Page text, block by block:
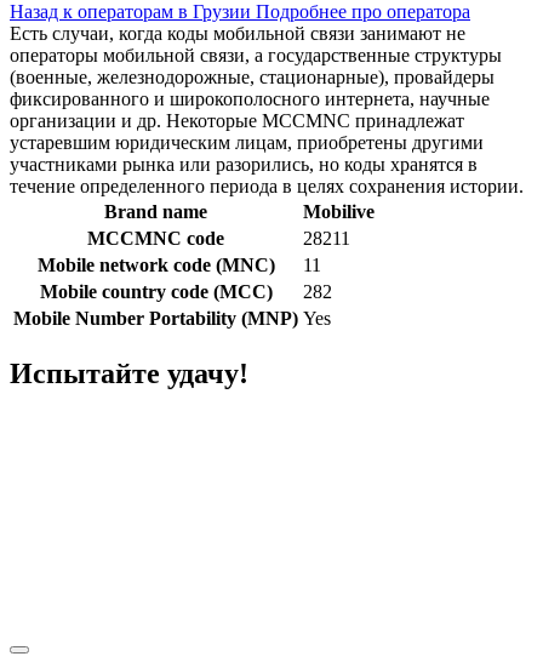
Назад к операторам в Грузии Подробнее про оператора
Есть случаи, когда коды мобильной связи занимают не
операторы мобильной связи, а государственные структуры
(военные, железнодорожные, стационарные), провайдеры
фиксированного и широкополосного интернета, научные
организации и др. Некоторые MCCMNC принадлежат
устаревшим юридическим лицам, приобретены другими
участниками рынка или разорились, но коды хранятся в
течение определенного периода в целях сохранения истории.
Brand name
Mobilive
MCCMNC code
28211
Mobile network code (MNC)
11
Mobile country code (MCC)
282
Mobile Number Portability (MNP) Yes
Испытайте удачу!